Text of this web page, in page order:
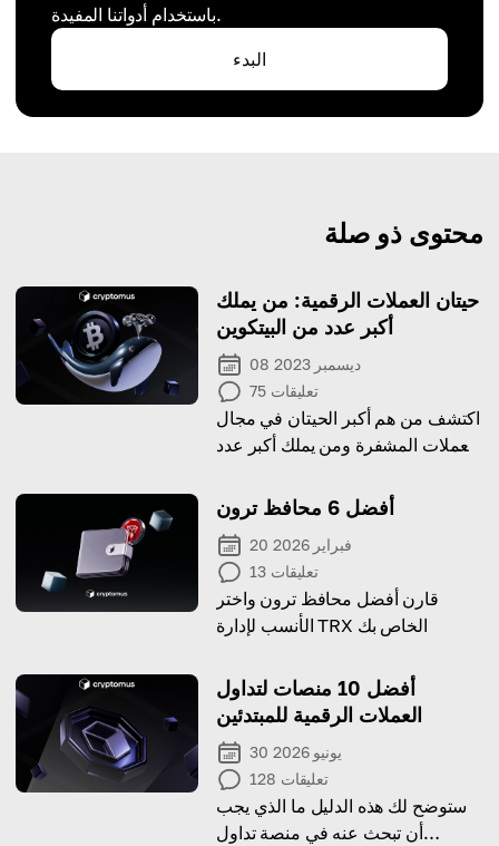
باستخدام أدواتنا المفيدة.
البدء
محتوى ذو صلة
حيتان العملات الرقمية: من يملك
أكبر عدد من البيتكوين
08 ديسمبر 2023
75 تعليقات
اكتشف من هم أكبر الحيتان في مجال
العملات المشفرة ومن يملك أكبر عدد
خلال دليلنا
أفضل 6 محافظ ترون
20 فبراير 2026
13 تعليقات
قارن أفضل محافظ ترون واختر
الأنسب لإدارة TRX الخاص بك
أفضل 10 منصات لتداول
العملات الرقمية للمبتدئين
30 يونيو 2026
128 تعليقات
ستوضح لك هذه الدليل ما الذي يجب
أن تبحث عنه في منصة تداول